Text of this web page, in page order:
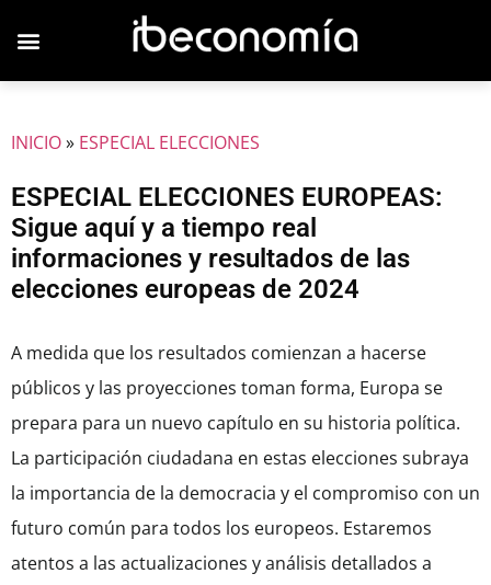
INICIO» ESPECIAL ELECCIONES
ESPECIAL ELECCIONES EUROPEAS:
Sigue aquí y a tiempo real
informaciones y resultados de las
elecciones europeas de 2024
A medida que los resultados comienzan a hacerse
públicos y las proyecciones toman forma, Europa se
prepara para un nuevo capítulo en su historia política.
La participación ciudadana en estas elecciones subraya
la importancia de la democracia y el compromiso con un
futuro común para todos los europeos. Estaremos
atentos a las actualizaciones y análisis detallados a